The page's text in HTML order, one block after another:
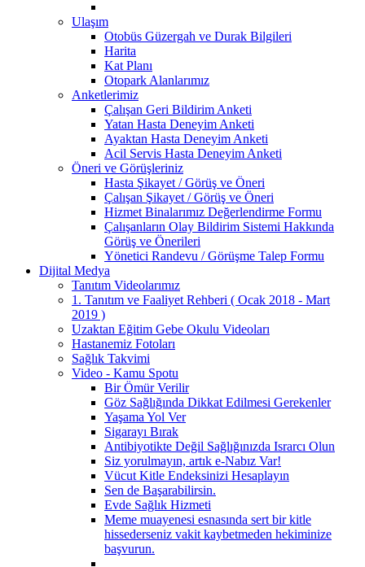
Ulaşım
Otobüs Güzergah ve Durak Bilgileri
Harita
Kat Planı
Otopark Alanlarımız
Anketlerimiz
Çalışan Geri Bildirim Anketi
Yatan Hasta Deneyim Anketi
Ayaktan Hasta Deneyim Anketi
Acil Servis Hasta Deneyim Anketi
Öneri ve Görüşleriniz
Hasta Şikayet / Görüş ve Öneri
Çalışan Şikayet / Görüş ve Öneri
Hizmet Binalarımız Değerlendirme Formu
Çalışanların Olay Bildirim Sistemi Hakkında
Görüş ve Önerileri
Yönetici Randevu / Görüşme Talep Formu
Dijital Medya
Tanıtım Videolarımız
1. Tanıtım ve Faaliyet Rehberi ( Ocak 2018 - Mart
2019 )
Uzaktan Eğitim Gebe Okulu Videoları
Hastanemiz Fotoları
Sağlık Takvimi
Video - Kamu Spotu
Bir Ömür Verilir
Göz Sağlığında Dikkat Edilmesi Gerekenler
Yaşama Yol Ver
Sigarayı Bırak
Antibiyotikte Değil Sağlığınızda Israrcı Olun
Siz yorulmayın, artık e-Nabız Var!
Vücut Kitle Endeksinizi Hesaplayın
Sen de Başarabilirsin.
Evde Sağlık Hizmeti
Meme muayenesi esnasında sert bir kitle
hissederseniz vakit kaybetmeden hekiminize
başvurun.